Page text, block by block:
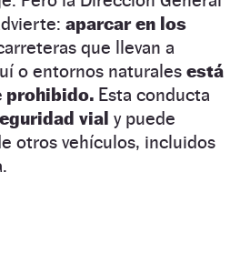
aparcar en los
que llevan a
o entornos naturales está
prohibido. Esta conducta
vial y puede
otros vehículos, incluidos